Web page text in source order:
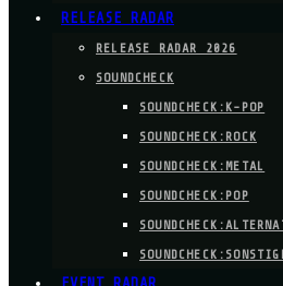
RELEASE RADAR
RELEASE RADAR 2026
SOUNDCHECK
SOUNDCHECK:K-POP
SOUNDCHECK:ROCK
SOUNDCHECK:METAL
SOUNDCHECK:POP